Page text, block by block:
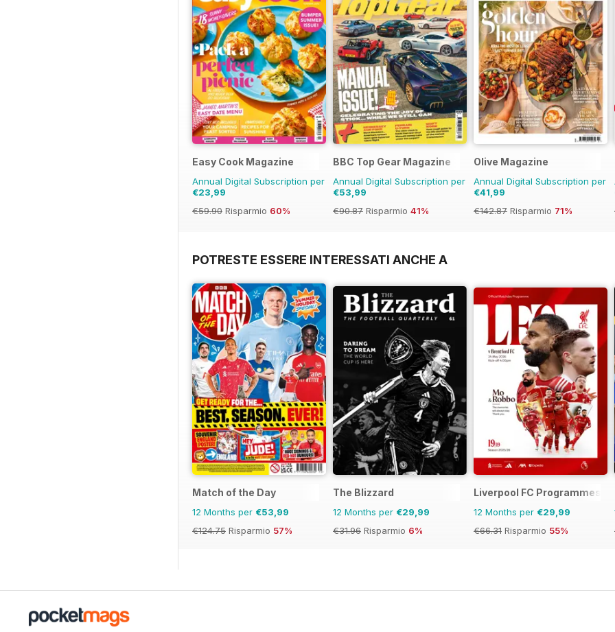
Easy Cook Magazine
Annual Digital Subscription per
€23,99
€59.90 Risparmio 60%
BBC Top Gear Magazine
Annual Digital Subscription per
€53,99
€90.87 Risparmio 41%
Olive Magazine
Annual Digital Subscription per
€41,99
€142.87 Risparmio 71%
POTRESTE ESSERE INTERESSATI ANCHE A
Match of the Day
12 Months per €53,99
€124.75 Risparmio 57%
The Blizzard
12 Months per €29,99
€31.96 Risparmio 6%
Liverpool FC Programmes
12 Months per €29,99
€66.31 Risparmio 55%